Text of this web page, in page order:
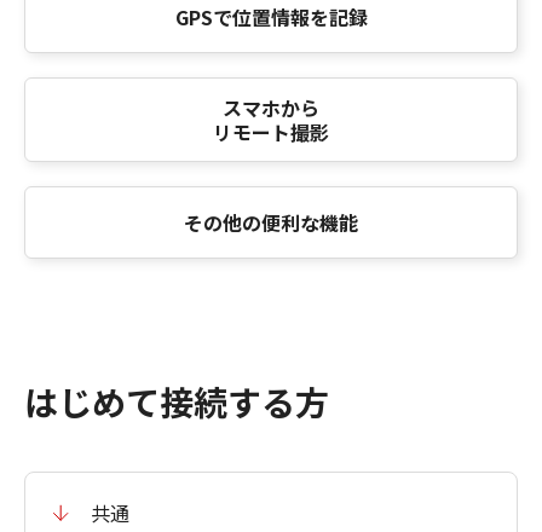
GPSで位置情報を記録
スマホから
リモート撮影
その他の便利な機能
はじめて接続する方
共通